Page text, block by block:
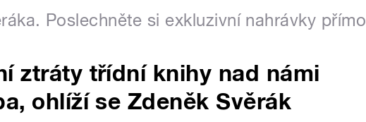
Poslechněte si exkluzivní nahrávky přímo
ztráty třídní knihy nad námi
ohlíží se Zdeněk Svěrák